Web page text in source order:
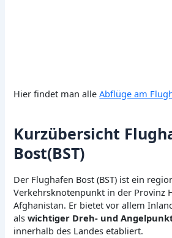
Hier findet man alleAbflüge am
Kurzübersicht
Bost(BST)
Der Flughafen Bost (BST) ist ein
Verkehrsknotenpunkt in der Provinz
Afghanistan. Er bietet vor allem
alswichtiger Dreh- und
innerhalb des Landes etabliert.